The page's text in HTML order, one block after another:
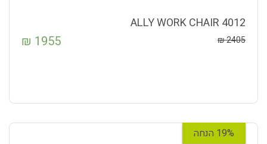
ALLY WORK CHAIR 4012
2405
₪
1955
₪
19% הנחה